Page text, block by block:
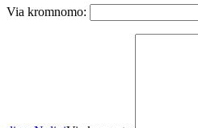
Via kromnomo: